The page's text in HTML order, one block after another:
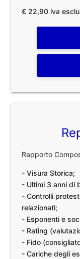
€ 22,90 iva
Rapporto
- Visura Storica;
- Ultimi 3 anni di
- Controlli
relazionati;
- Esponenti e
- Rating
- Fido
- Cariche degli